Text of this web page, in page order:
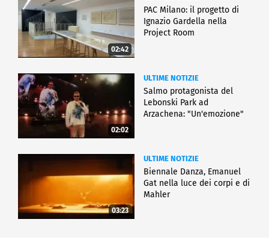
02:42
PAC Milano: il progetto di
Ignazio Gardella nella
Project Room
02:02
ULTIME NOTIZIE
Salmo protagonista del
Lebonski Park ad
Arzachena: "Un'emozione"
03:23
ULTIME NOTIZIE
Biennale Danza, Emanuel
Gat nella luce dei corpi e di
Mahler